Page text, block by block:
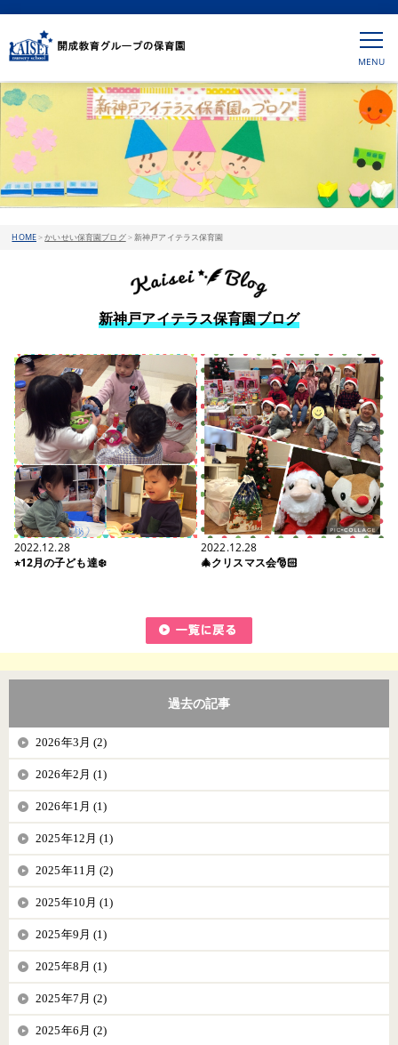
HOME>かいせい保育園ブログ>新神戸アイテラス保育園
新神戸アイテラス保育園ブログ
2022.12.28
⭐︎12月の子ども達❄️
2022.12.28
🎄クリスマス会🎅🏻
過去の記事
2026年3月 (2)
2026年2月 (1)
2026年1月 (1)
2025年12月 (1)
2025年11月 (2)
2025年10月 (1)
2025年9月 (1)
2025年8月 (1)
2025年7月 (2)
2025年6月 (2)